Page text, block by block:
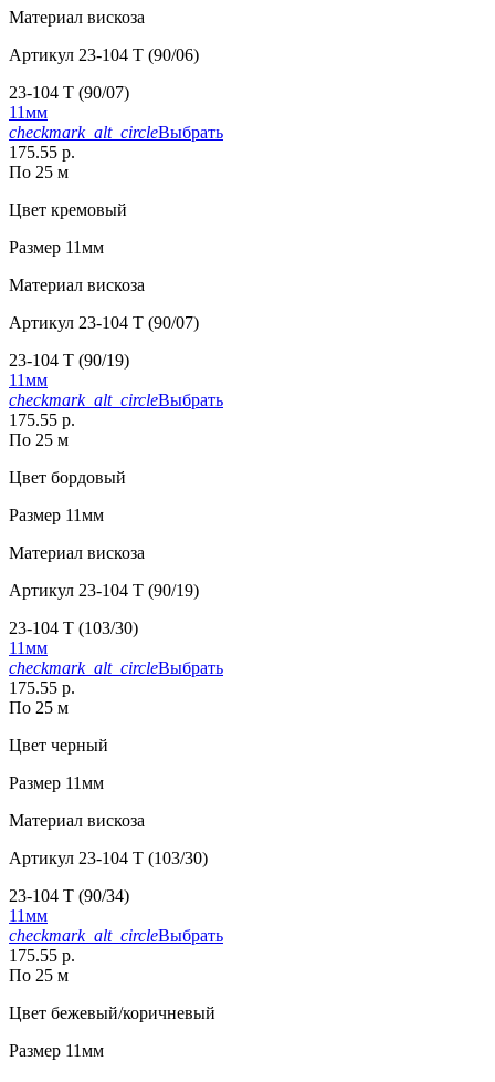
Материал вискоза
Артикул 23-104 T (90/06)
23-104 T (90/07)
11мм
checkmark_alt_circleВыбрать
175.55 р.
По 25 м
Цвет кремовый
Размер 11мм
Материал вискоза
Артикул 23-104 T (90/07)
23-104 T (90/19)
11мм
checkmark_alt_circleВыбрать
175.55 р.
По 25 м
Цвет бордовый
Размер 11мм
Материал вискоза
Артикул 23-104 T (90/19)
23-104 T (103/30)
11мм
checkmark_alt_circleВыбрать
175.55 р.
По 25 м
Цвет черный
Размер 11мм
Материал вискоза
Артикул 23-104 T (103/30)
23-104 T (90/34)
11мм
checkmark_alt_circleВыбрать
175.55 р.
По 25 м
Цвет бежевый/коричневый
Размер 11мм